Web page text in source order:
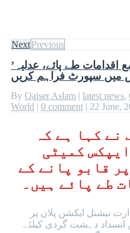
NextPrevious
’ایپکس کمیٹی اجلاس میں جامع اقدامات طے پائے، عدلیہ
By Qaiser Aslam | latest news,
World | 0 comment | 22 June,
نے کہا ہے کہ
کمیٹی
قابو پانے کے
طے پائے ہیں۔
نیشنل ایکشن پلان پر
دہشت گردی کیلئے